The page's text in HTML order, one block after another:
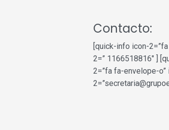
Contacto:
[quick-info icon-
2=” 1166518816″ ]
2=”fa fa-envelope-o”